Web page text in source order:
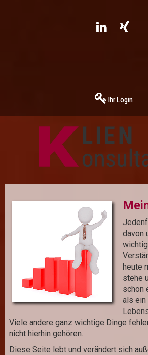
Ihr Login
davon
heute
stehe
schon
als
Viele andere ganz wichtige Dinge
nicht hierhin gehören.
Diese Seite lebt und verändert sich